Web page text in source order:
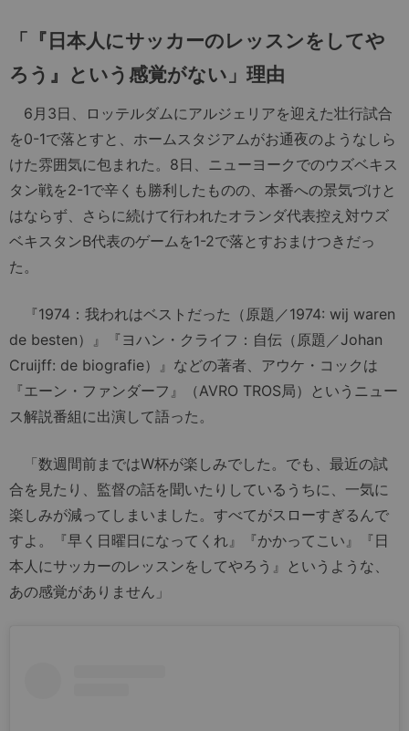
「『日本人にサッカーのレッスンをしてや
ろう』という感覚がない」理由
6月3日、ロッテルダムにアルジェリアを迎えた壮行試合
を0-1で落とすと、ホームスタジアムがお通夜のようなしら
けた雰囲気に包まれた。8日、ニューヨークでのウズベキス
タン戦を2-1で辛くも勝利したものの、本番への景気づけと
はならず、さらに続けて行われたオランダ代表控え対ウズ
ベキスタンB代表のゲームを1-2で落とすおまけつきだっ
た。
『1974：我われはベストだった（原題／1974: wij waren
de besten）』『ヨハン・クライフ：自伝（原題／Johan
Cruijff: de biografie）』などの著者、アウケ・コックは
『エーン・ファンダーフ』（AVRO TROS局）というニュー
ス解説番組に出演して語った。
「数週間前まではW杯が楽しみでした。でも、最近の試
合を見たり、監督の話を聞いたりしているうちに、一気に
楽しみが減ってしまいました。すべてがスローすぎるんで
すよ。『早く日曜日になってくれ』『かかってこい』『日
本人にサッカーのレッスンをしてやろう』というような、
あの感覚がありません」